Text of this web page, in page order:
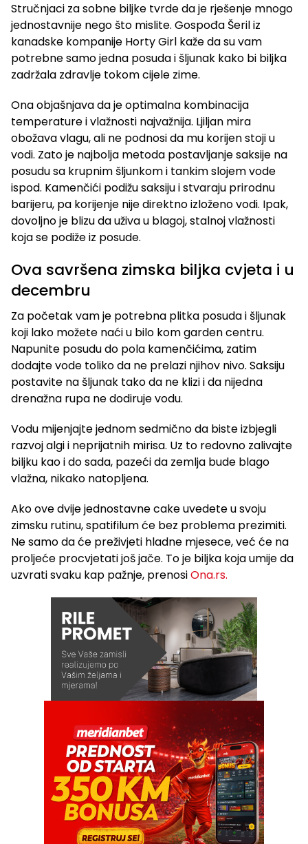
Stručnjaci za sobne biljke tvrde da je rješenje mnogo
jednostavnije nego što mislite. Gospođa Šeril iz
kanadske kompanije Horty Girl kaže da su vam
potrebne samo jedna posuda i šljunak kako bi biljka
zadržala zdravlje tokom cijele zime.
Ona objašnjava da je optimalna kombinacija
temperature i vlažnosti najvažnija. Ljiljan mira
obožava vlagu, ali ne podnosi da mu korijen stoji u
vodi. Zato je najbolja metoda postavljanje saksije na
posudu sa krupnim šljunkom i tankim slojem vode
ispod. Kamenčići podižu saksiju i stvaraju prirodnu
barijeru, pa korijenje nije direktno izloženo vodi. Ipak,
dovoljno je blizu da uživa u blagoj, stalnoj vlažnosti
koja se podiže iz posude.
Ova savršena zimska biljka cvjeta i u
decembru
Za početak vam je potrebna plitka posuda i šljunak
koji lako možete naći u bilo kom garden centru.
Napunite posudu do pola kamenčićima, zatim
dodajte vode toliko da ne prelazi njihov nivo. Saksiju
postavite na šljunak tako da ne klizi i da nijedna
drenažna rupa ne dodiruje vodu.
Vodu mijenjajte jednom sedmično da biste izbjegli
razvoj algi i neprijatnih mirisa. Uz to redovno zalivajte
biljku kao i do sada, pazeći da zemlja bude blago
vlažna, nikako natopljena.
Ako ove dvije jednostavne cake uvedete u svoju
zimsku rutinu, spatifilum će bez problema prezimiti.
Ne samo da će preživjeti hladne mjesece, već će na
proljeće procvjetati još jače. To je biljka koja umije da
uzvrati svaku kap pažnje, prenosiOna.rs.